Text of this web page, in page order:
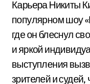
Карьера Никиты
популярном шоу
где он блеснул
и яркой
выступления
зрителей и судей,